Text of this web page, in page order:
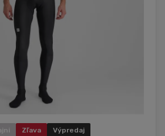
Zľava Výpredaj